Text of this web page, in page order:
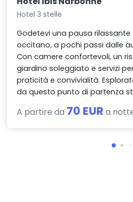
Hotel 3 stelle
Godetevi una pausa rilassante
occitano, a pochi passi dalle
Con camere confortevoli, un
giardino soleggiato e servizi
praticità e convivialità.
da questo punto di partenza
A partire da 70 EUR a